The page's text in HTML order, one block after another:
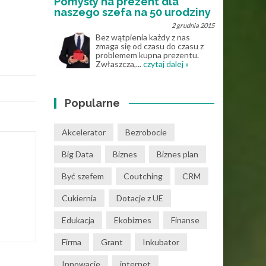
naszego szefa na 50 urodziny
2 grudnia 2015
Bez wątpienia każdy z nas
zmaga się od czasu do czasu z
problemem kupna prezentu.
Zwłaszcza,...czytaj dalej »
Popularne
Akcelerator Bezrobocie
Big Data Biznes Biznes plan
Być szefem Coutching CRM
Cukiernia Dotacje z UE
Edukacja Ekobiznes Finanse
Firma Grant Inkubator
Innowacje internet